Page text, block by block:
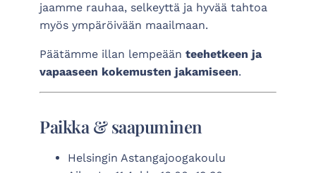
jaamme rauhaa, selkeyttä ja hyvää tahtoa
myös ympäröivään maailmaan.
Päätämme illan lempeään teehetkeen ja
vapaaseen kokemusten jakamiseen.
Paikka & saapuminen
Helsingin Astangajoogakoulu